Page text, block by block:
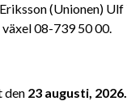
(Unionen) Ulf
08-739 50 00.
den 23 augusti, 2026.